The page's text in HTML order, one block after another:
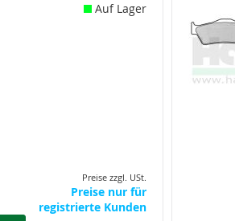
Auf Lager
Preise zzgl. USt.
Preise nur für
registrierte Kunden